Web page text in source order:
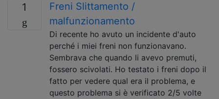
1
Freni Slittamento /
malfunzionamento
Di recente ho avuto un incidente d'auto
perché i miei freni non funzionavano.
Sembrava che quando li avevo premuti,
fossero scivolati. Ho testato i freni dopo il
fatto per vedere qual era il problema, e
questo problema si è verificato 2/5 volte